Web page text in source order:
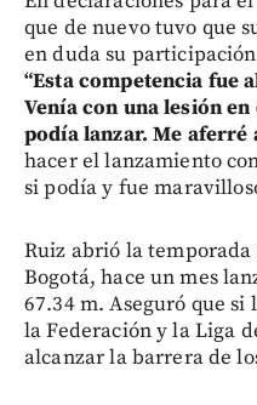
que de nuevo tuvo que
en duda su
“Esta competencia fue
Venía con una lesión
podía lanzar. Me aferré
hacer el lanzamiento
si podía y fue
Ruiz abrió la temporada
Bogotá, hace un mes
67.34 m. Aseguró que si
la Federación y la Liga
alcanzar la barrera de